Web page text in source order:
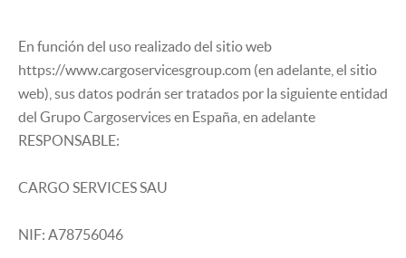
En función del uso realizado del sitio web
https://www.cargoservicesgroup.com (en adelante, el sitio
web), sus datos podrán ser tratados por la siguiente entidad
del Grupo Cargoservices en España, en adelante
RESPONSABLE:
CARGO SERVICES SAU
NIF: A78756046